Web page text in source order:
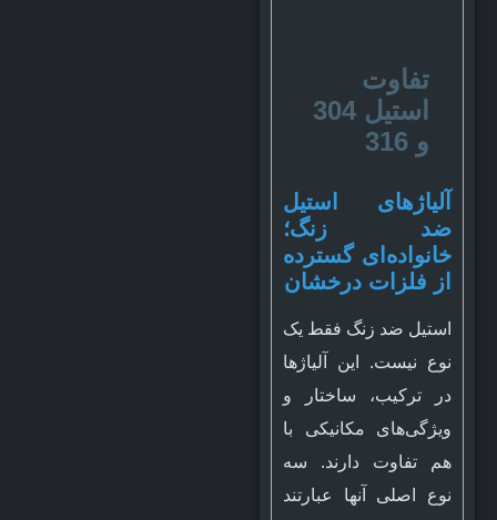
تفاوت
استیل 304
و 316
آلیاژهای استیل
ضد زنگ؛
خانواده‌ای گسترده
از فلزات درخشان
استیل ضد زنگ فقط یک
نوع نیست. این آلیاژها
در ترکیب، ساختار و
ویژگی‌های مکانیکی با
هم تفاوت دارند. سه
نوع اصلی آنها عبارتند